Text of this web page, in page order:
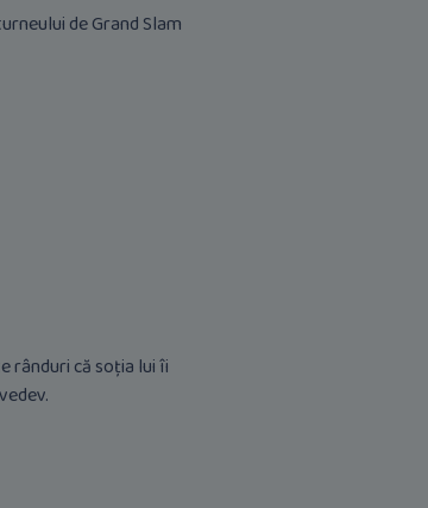
de Grand Slam
rânduri că soția lui îi